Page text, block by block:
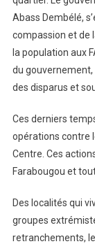
Abass Dembélé,
compassion et de
la population aux
du
des disparus et
Ces derniers
opérations contre
Centre. Ces
Farabougou et
Des localités qui
groupes
retranchements,